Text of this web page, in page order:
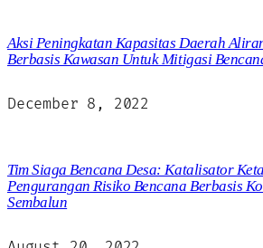
Aksi Peningkatan Kapasitas Daerah
Berbasis Kawasan Untuk Mitigasi
December 8, 2022
Tim Siaga Bencana Desa: Katalisator
Pengurangan Risiko Bencana Berbasis
Sembalun